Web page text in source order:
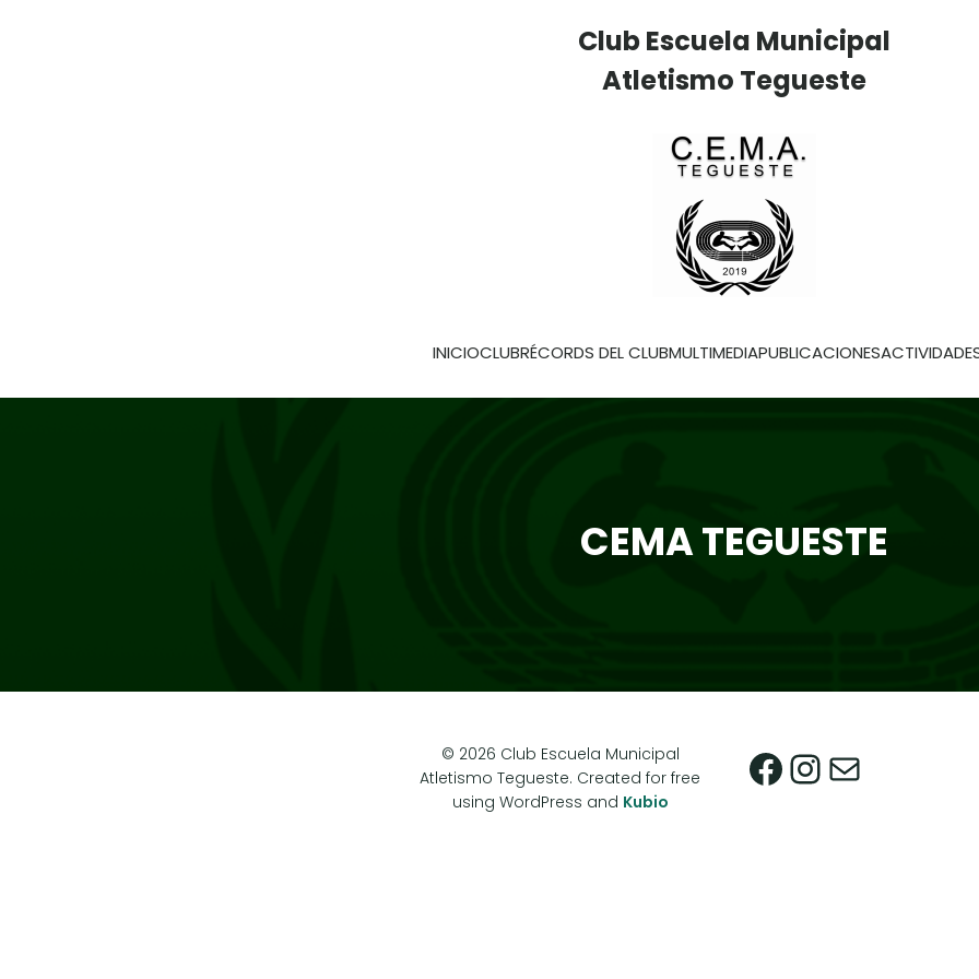
Club Escuela Municipal
Atletismo Tegueste
INICIOCLUBRÉCORDS DEL CLUBMULTIMEDIAPUBLICACIONES
CEMA TEGUESTE
© 2026 Club Escuela Municipal
Atletismo Tegueste. Created for free
using WordPress and Kubio Facebook
Correo